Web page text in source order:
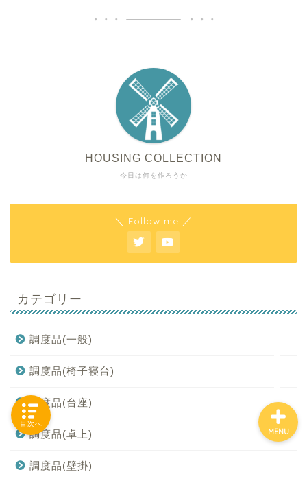
今日は何を作ろうか
HOUSING COLLECTION
＼ Follow me ／
カテゴリー
調度品(一般)
調度品(椅子寝台)
調度品(台座)
調度品(卓上)
調度品(壁掛)
MENU
「カテゴリー」の一覧 -
Category List-
目次へ